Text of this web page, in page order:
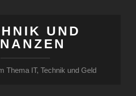
UND
Thema IT, Technik und Geld